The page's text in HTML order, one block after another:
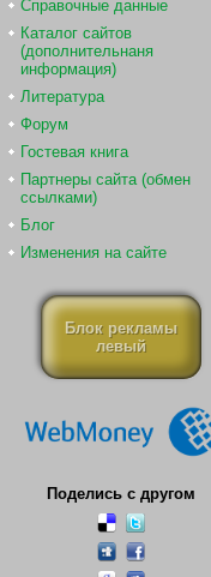
Справочные данные
Каталог сайтов
(дополнительнаня
информация)
Литература
Форум
Гостевая книга
Партнеры сайта (обмен
ссылками)
Блог
Изменения на сайте
Блок рекламы
левый
Поделись с другом